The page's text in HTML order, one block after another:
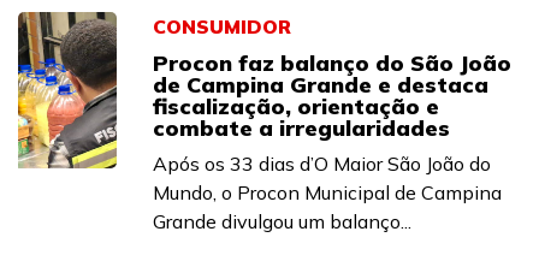
CONSUMIDOR
Procon faz balanço do São João
de Campina Grande e destaca
fiscalização, orientação e
combate a irregularidades
Após os 33 dias d’O Maior São João do
Mundo, o Procon Municipal de Campina
Grande divulgou um balanço...